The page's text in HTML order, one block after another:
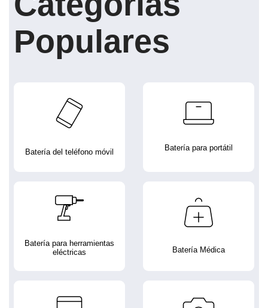
Populares
Batería del teléfono móvil Batería para portátil
Batería para herramientas
eléctricas
Batería Médica